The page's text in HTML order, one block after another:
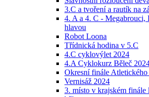
3.C a tvoření a rautík na
4. A a 4. C - Megabrouci,
hlavou
Robot Loona
Třídnická hodina v 5.C
4.C cyklovýlet 2024
4.A Cyklokurz Běleč
Okresní finále
Vernisáž 2024
3. místo v krajském